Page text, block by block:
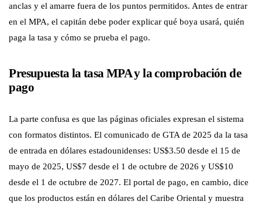
anclas y el amarre fuera de los puntos permitidos. Antes de entrar
en el MPA, el capitán debe poder explicar qué boya usará, quién
paga la tasa y cómo se prueba el pago.
Presupuesta la tasa MPA y la comprobación de
pago
La parte confusa es que las páginas oficiales expresan el sistema
con formatos distintos. El comunicado de GTA de 2025 da la tasa
de entrada en dólares estadounidenses: US$3.50 desde el 15 de
mayo de 2025, US$7 desde el 1 de octubre de 2026 y US$10
desde el 1 de octubre de 2027. El portal de pago, en cambio, dice
que los productos están en dólares del Caribe Oriental y muestra